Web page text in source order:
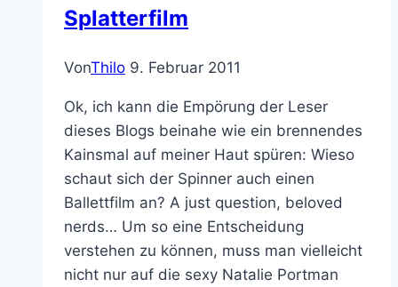
Splatterfilm
VonThilo 9. Februar 2011
Ok, ich kann die Empörung der Leser
dieses Blogs beinahe wie ein brennendes
Kainsmal auf meiner Haut spüren: Wieso
schaut sich der Spinner auch einen
Ballettfilm an? A just question, beloved
nerds… Um so eine Entscheidung
verstehen zu können, muss man vielleicht
nicht nur auf die sexy Natalie Portman